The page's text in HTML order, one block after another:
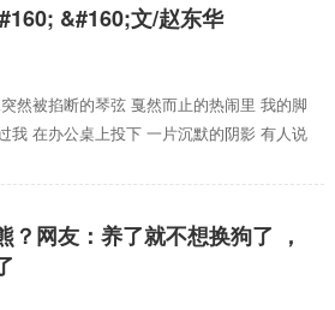
，全球交易量激增，CHESS平台却暴露出
年，美股“黑色星期一”余震下，ASX再度
&#160;文/赵东华
然被掐断的琴弦 戛然而止的热闹里 我的脚
我 在办公桌上投下 一片沉默的阴影 有人说
的森林里 我该寻找的 不是迎合的掌声 而是
在专业的领域深耕 让能力绽放光芒 吸引同
加行业的盛会 与不同部门的伙伴携手 或是
？网友：养了就不想换狗了 ，